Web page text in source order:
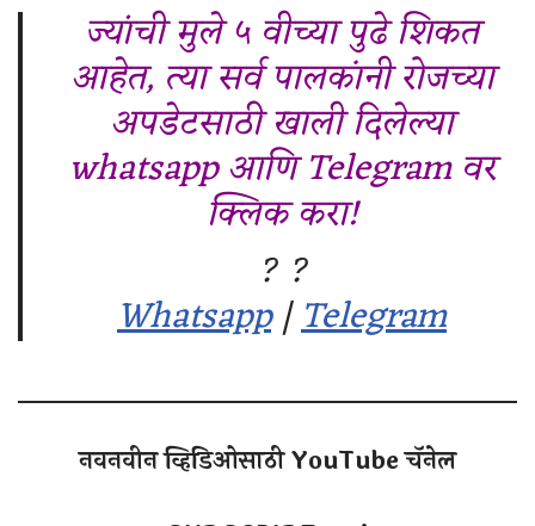
ज्यांची मुले ५ वीच्या पुढे शिकत
आहेत, त्या सर्व पालकांनी रोजच्या
अपडेटसाठी खाली दिलेल्या
whatsapp आणि Telegram वर
क्लिक करा!
? ?
Whatsapp|Telegram
नवनवीन व्हिडिओसाठी YouTube चॅनेल